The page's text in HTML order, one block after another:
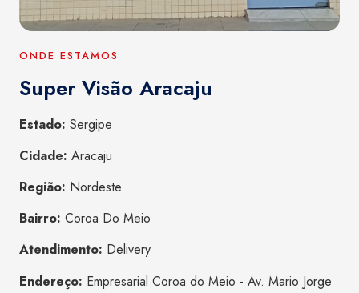
ONDE ESTAMOS
Super Visão Aracaju
Estado: Sergipe
Cidade: Aracaju
Região: Nordeste
Bairro: Coroa Do Meio
Atendimento: Delivery
Endereço: Empresarial Coroa do Meio - Av. Mario Jorge